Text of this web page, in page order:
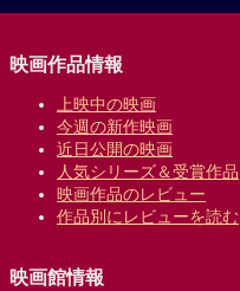
映画作品情報
上映中の映画
今週の新作映画
近日公開の映画
人気シリーズ＆受賞作品
映画作品のレビュー
作品別にレビューを読む
映画館情報